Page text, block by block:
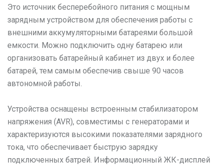
Это источник бесперебойного питания с мощным
зарядным устройством для обеспечения работы с
внешними аккумуляторными батареями большой
емкости. Можно подключить одну батарею или
организовать батарейный кабинет из двух и более
батарей, тем самым обеспечив свыше 90 часов
автономной работы.
Устройства оснащены встроенным стабилизатором
напряжения (AVR), совместимы с генераторами и
характеризуются высокими показателями зарядного
тока, что обеспечивает быструю зарядку
подключенных батрей. Информационный ЖК-дисплей